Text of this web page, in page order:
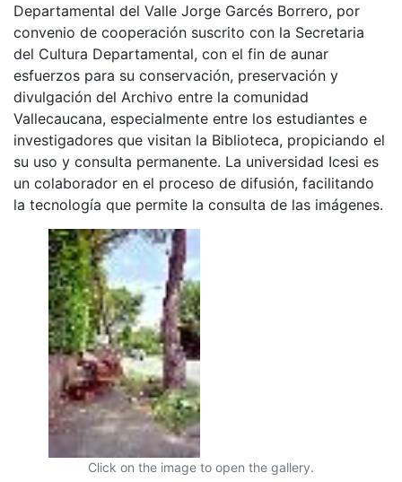
Departamental del Valle Jorge Garcés Borrero, por
convenio de cooperación suscrito con la Secretaria
del Cultura Departamental, con el fin de aunar
esfuerzos para su conservación, preservación y
divulgación del Archivo entre la comunidad
Vallecaucana, especialmente entre los estudiantes e
investigadores que visitan la Biblioteca, propiciando el
su uso y consulta permanente. La universidad Icesi es
un colaborador en el proceso de difusión, facilitando
la tecnología que permite la consulta de las imágenes.
Click on the image to open the gallery.